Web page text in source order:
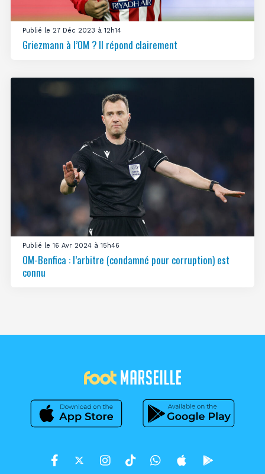
Publié le 27 Déc 2023 à 12h14
Griezmann à l’OM ? Il répond clairement
Publié le 16 Avr 2024 à 15h46
OM-Benfica : l’arbitre (condamné pour corruption) est
connu